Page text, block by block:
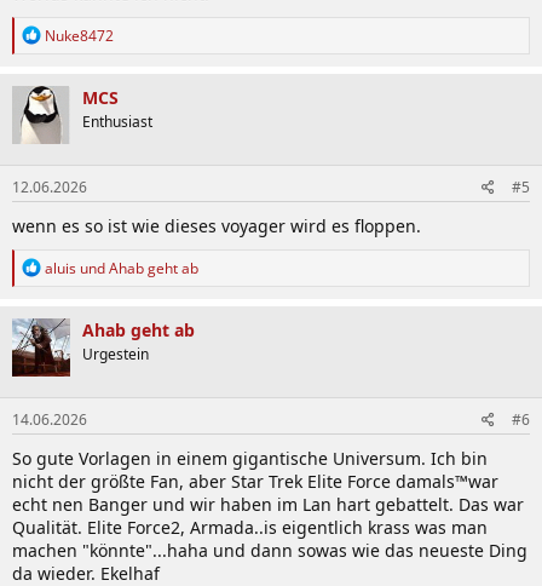
R
k
t
i
o
n
e
n
:
Nuke8472
MCS
Enthusiast
12.06.2026 #5
wenn es so ist wie dieses voyager wird es floppen.
R
k
t
i
o
n
e
n
:
aluis undAhab geht ab
Ahab geht ab
Urgestein
14.06.2026 #6
So gute Vorlagen in einem gigantische Universum. Ich bin
nicht der größte Fan, aber Star Trek Elite Force damals™️war
echt nen Banger und wir haben im Lan hart gebattelt. Das war
Qualität. Elite Force2, Armada..is eigentlich krass was man
machen "könnte"...haha und dann sowas wie das neueste Ding
da wieder. Ekelhaf